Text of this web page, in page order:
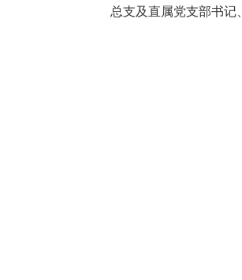
总支及直属党支部书记